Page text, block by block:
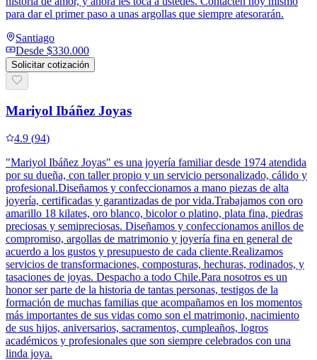
para dar el primer paso a unas argollas que siempre atesorarán.
Santiago
Desde $330.000
Solicitar cotización
Mariyol Ibáñez Joyas
4.9 (94)
"Mariyol Ibáñez Joyas" es una joyería familiar desde 1974 atendida
por su dueña, con taller propio y un servicio personalizado, cálido y
profesional.Diseñamos y confeccionamos a mano piezas de alta
joyería, certificadas y garantizadas de por vida.Trabajamos con oro
amarillo 18 kilates, oro blanco, bicolor o platino, plata fina, piedras
preciosas y semipreciosas. Diseñamos y confeccionamos anillos de
compromiso, argollas de matrimonio y joyería fina en general de
acuerdo a los gustos y presupuesto de cada cliente.Realizamos
servicios de transformaciones, composturas, hechuras, rodinados, y
tasaciones de joyas. Despacho a todo Chile.Para nosotros es un
honor ser parte de la historia de tantas personas, testigos de la
formación de muchas familias que acompañamos en los momentos
más importantes de sus vidas como son el matrimonio, nacimiento
de sus hijos, aniversarios, sacramentos, cumpleaños, logros
académicos y profesionales que son siempre celebrados con una
linda joya.